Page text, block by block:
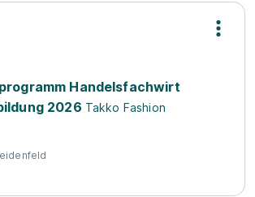
Handelsfachwirt
2026 Takko Fashion